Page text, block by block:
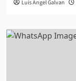
Luis Angel Galvan